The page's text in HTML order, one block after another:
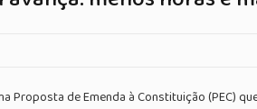
Proposta de Emenda à Constituição (PEC)